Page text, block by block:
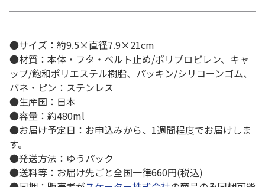
●サイズ：約9.5×直径7.9×21cm
●材質：本体・フタ・ベルト止め/ポリプロピレン、キャ
ップ/飽和ポリエステル樹脂、パッキン/シリコーンゴム、
バネ・ピン：ステンレス
●生産国：日本
●容量：約480ml
●お届け予定日：お申込みから、1週間程度でお届けしま
す。
●発送方法：ゆうパック
●送料等：お届け先ごと全国一律660円(税込)